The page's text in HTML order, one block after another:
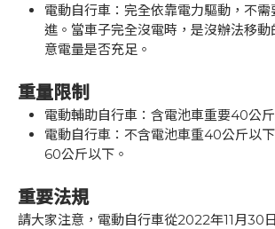
電動自行車：完全依靠電力驅動，不
進。當車子完全沒電時，是沒辦法移
意電量是否充足。
重量限制
電動輔助自行車：含電池車重要40公斤
電動自行車：不含電池車重40公斤以
60公斤以下。
重要法規
請大家注意，電動自行車從2022年11月30